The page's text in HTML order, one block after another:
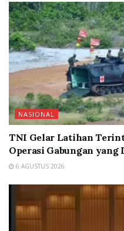
NASIONAL
TNI Gelar Latihan
Operasi Gabungan
6 AGUSTUS 2026